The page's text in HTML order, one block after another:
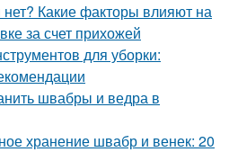
Какие факторы влияют на
за счет прихожей
для уборки:
швабры и ведра в
хранение швабр и венек: 20